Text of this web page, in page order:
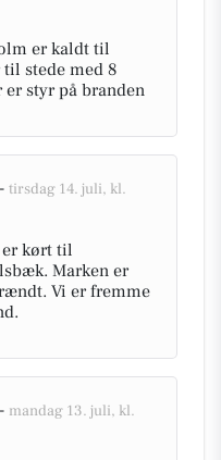
er kaldt til
stede med 8
styr på branden
tirsdag 14. juli, kl.
er kørt til
Marken er
Vi er fremme
mandag 13. juli, kl.